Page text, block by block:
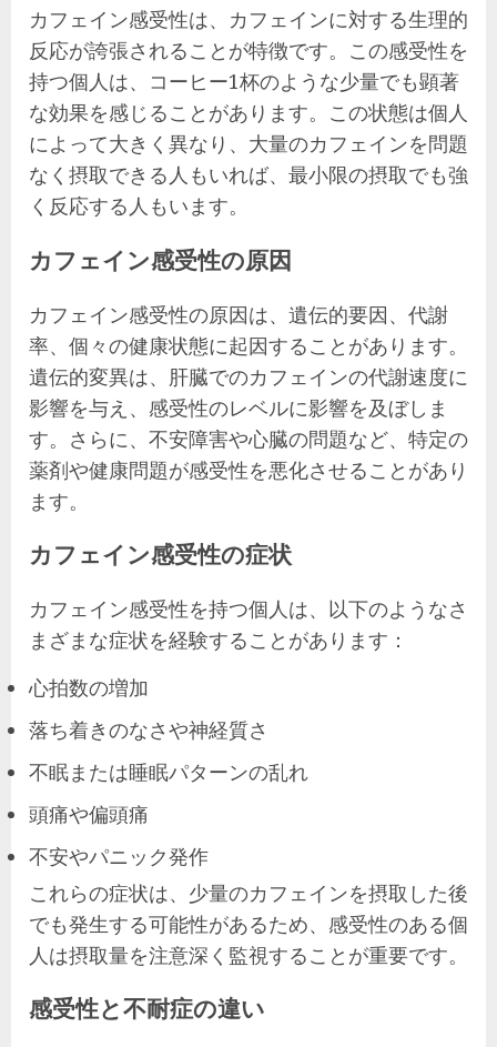
カフェイン感受性は、カフェインに対する生理的
反応が誇張されることが特徴です。この感受性を
持つ個人は、コーヒー1杯のような少量でも顕著
な効果を感じることがあります。この状態は個人
によって大きく異なり、大量のカフェインを問題
なく摂取できる人もいれば、最小限の摂取でも強
く反応する人もいます。
カフェイン感受性の原因
カフェイン感受性の原因は、遺伝的要因、代謝
率、個々の健康状態に起因することがあります。
遺伝的変異は、肝臓でのカフェインの代謝速度に
影響を与え、感受性のレベルに影響を及ぼしま
す。さらに、不安障害や心臓の問題など、特定の
薬剤や健康問題が感受性を悪化させることがあり
ます。
カフェイン感受性の症状
カフェイン感受性を持つ個人は、以下のようなさ
まざまな症状を経験することがあります：
心拍数の増加
落ち着きのなさや神経質さ
不眠または睡眠パターンの乱れ
頭痛や偏頭痛
不安やパニック発作
これらの症状は、少量のカフェインを摂取した後
でも発生する可能性があるため、感受性のある個
人は摂取量を注意深く監視することが重要です。
感受性と不耐症の違い